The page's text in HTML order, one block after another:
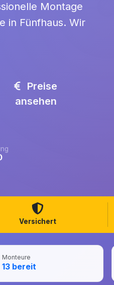
Montage
in Fünfhaus. Wir
Preise
ansehen
Versichert
Monteure
13 bereit